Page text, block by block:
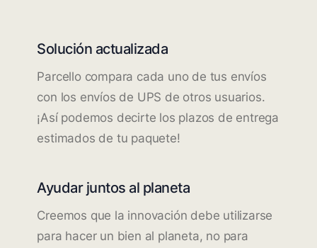
Solución actualizada
Parcello compara cada uno de tus envíos
con los envíos de UPS de otros usuarios.
¡Así podemos decirte los plazos de entrega
estimados de tu paquete!
Ayudar juntos al planeta
Creemos que la innovación debe utilizarse
para hacer un bien al planeta, no para